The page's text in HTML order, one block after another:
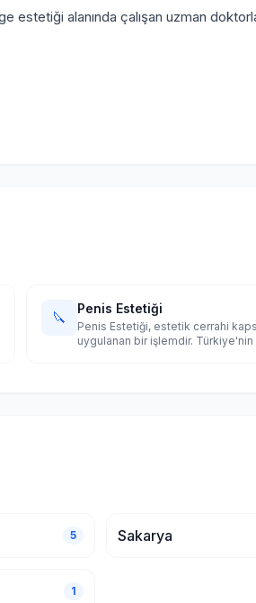
estetiği alanında çalışan uzman
🔪
Penis Estetiği
Penis Estetiği, estetik cerrahi
uygulanan bir işlemdir. Türkiye'nin
5 Sakarya
1